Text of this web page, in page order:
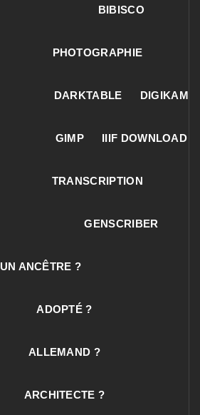
BIBISCO
PHOTOGRAPHIE
DARKTABLE DIGIKAM
GIMP IIIF DOWNLOAD
TRANSCRIPTION
GENSCRIBER
UN ANCÊTRE ?
ADOPTÉ ?
ALLEMAND ?
ARCHITECTE ?